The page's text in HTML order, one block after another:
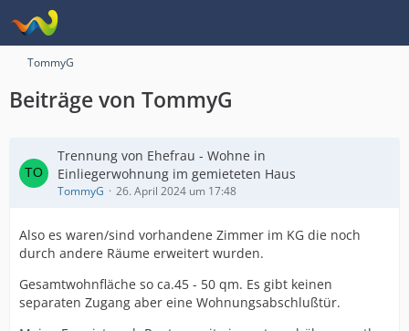
TommyG
Beiträge von TommyG
Trennung von Ehefrau - Wohne in
Einliegerwohnung im gemieteten Haus
TommyG 26. April 2024 um 17:48
Also es waren/sind vorhandene Zimmer im KG die noch
durch andere Räume erweitert wurden.
Gesamtwohnfläche so ca.45 - 50 qm. Es gibt keinen
separaten Zugang aber eine Wohnungsabschlußtür.